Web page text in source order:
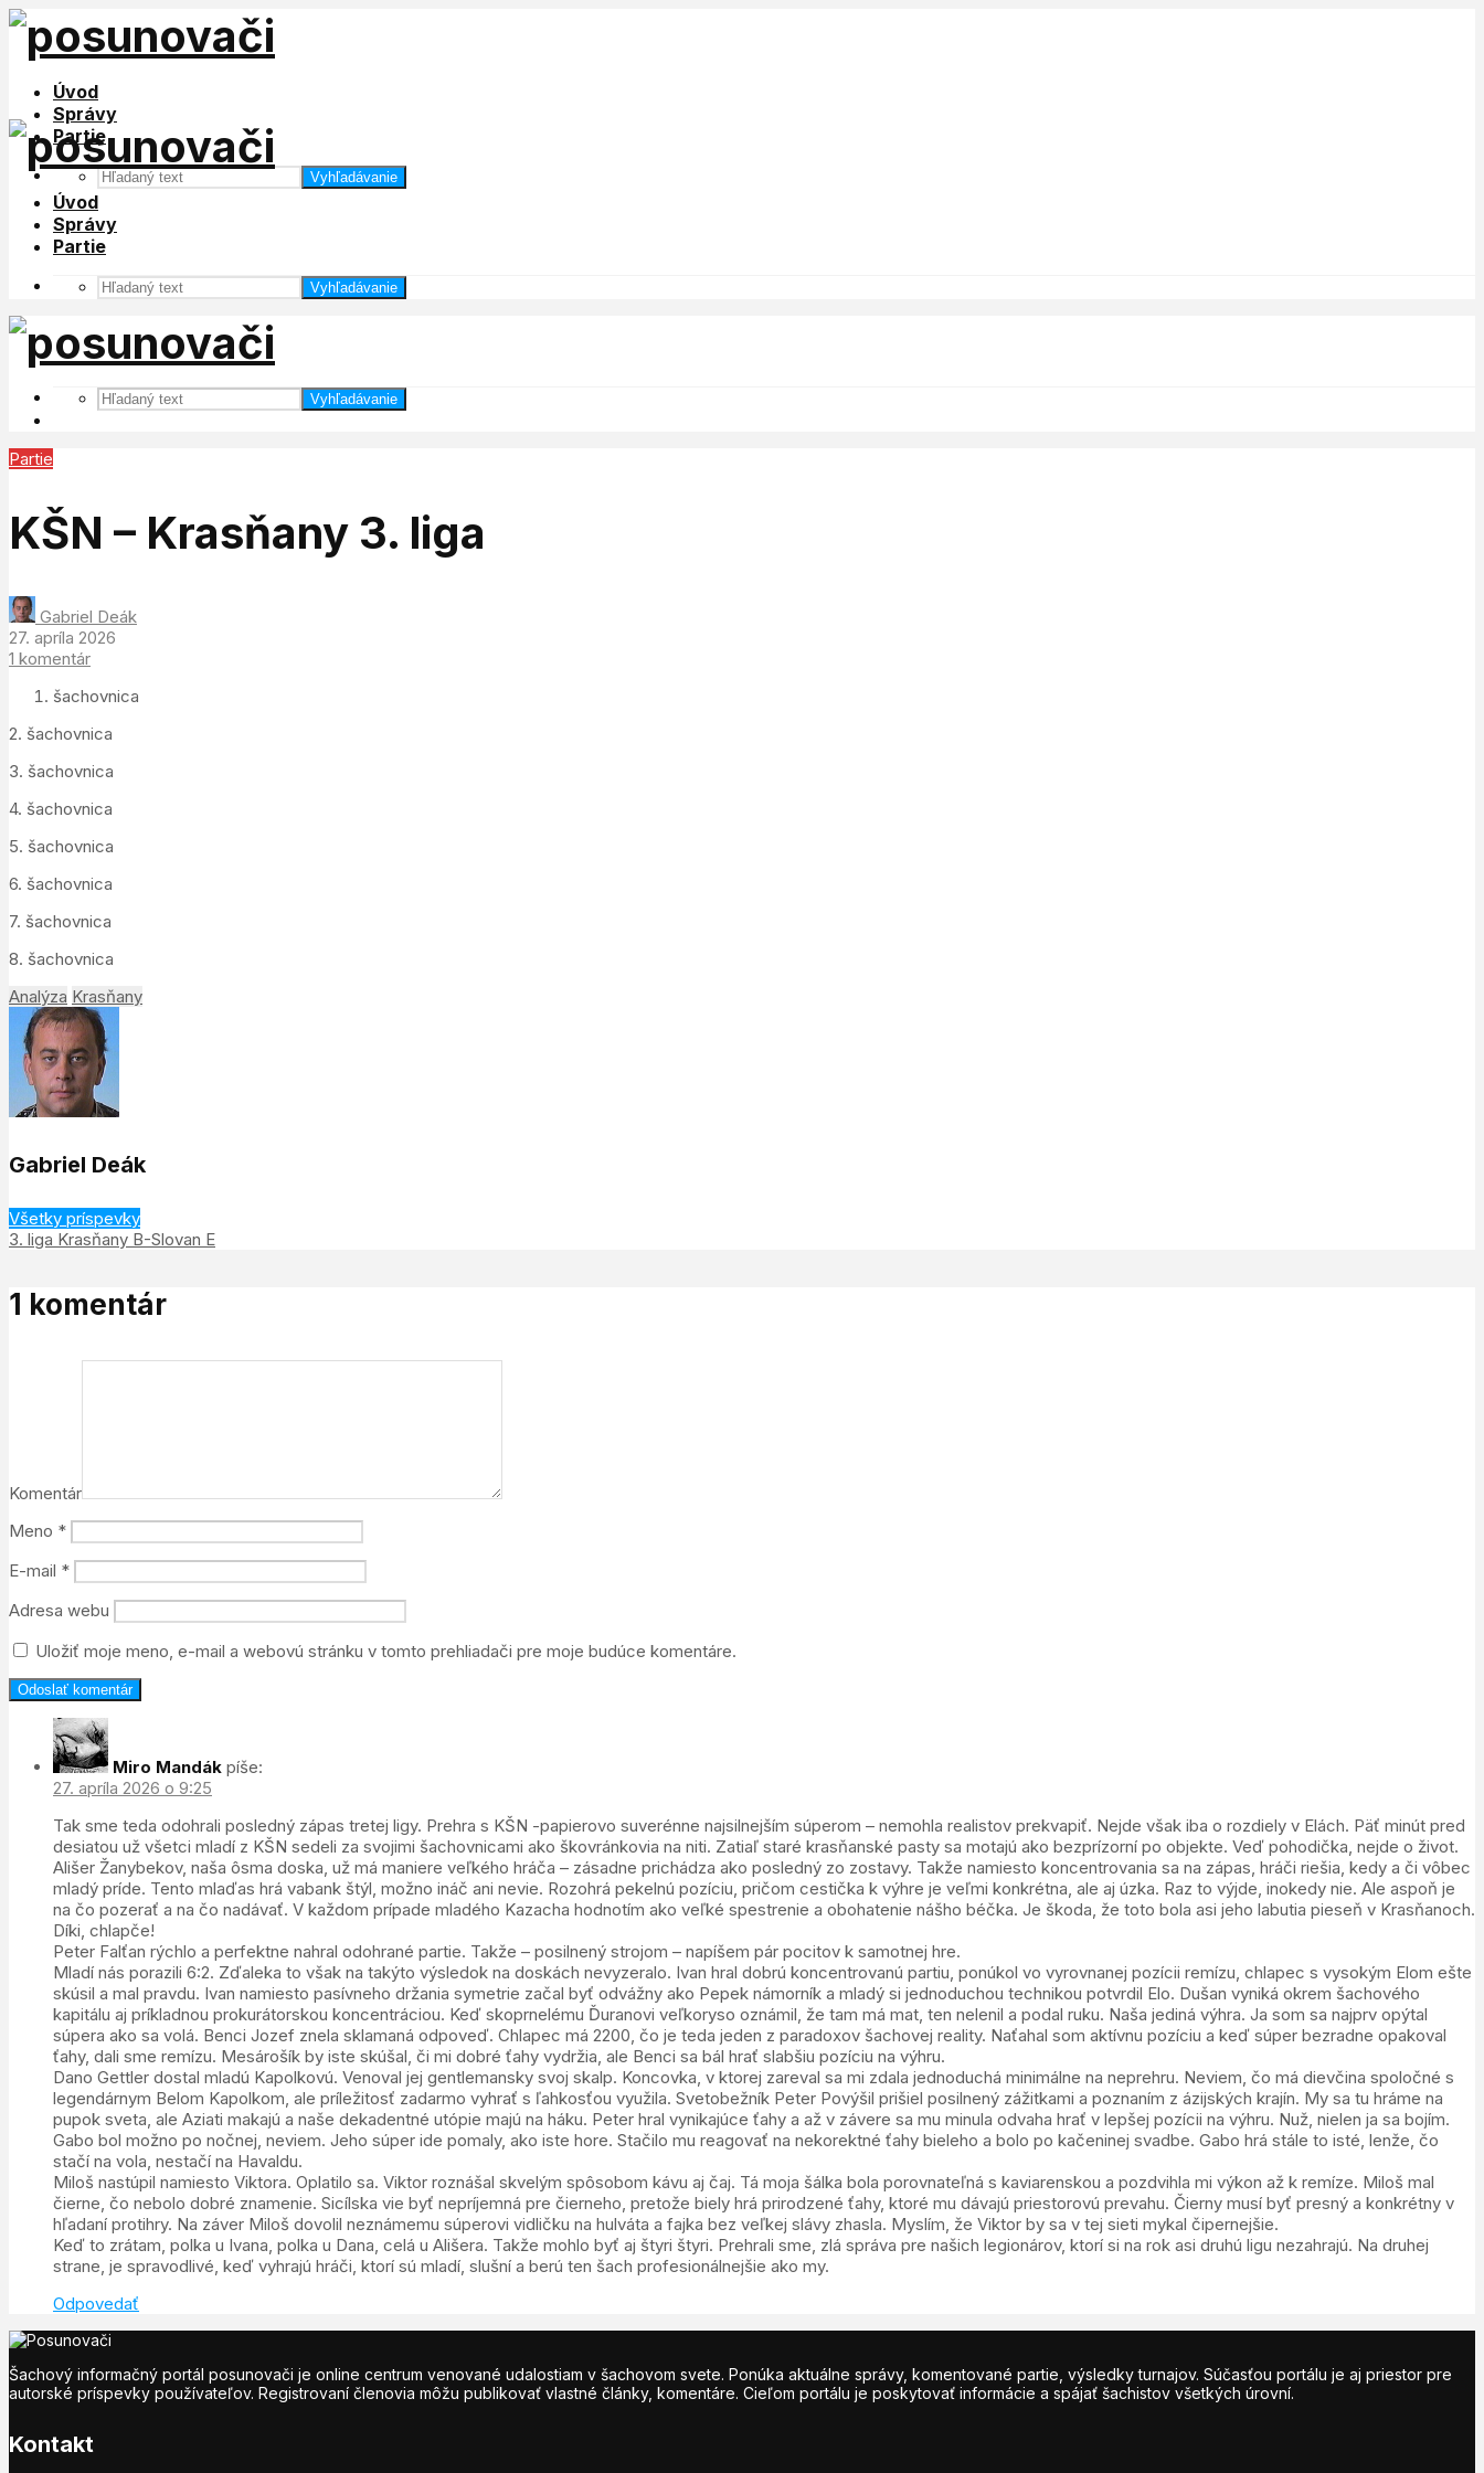
Úvod
Správy
Partie
Vyhľadávanie
Úvod
Správy
Partie
Vyhľadávanie
Vyhľadávanie
Partie
KŠN – Krasňany 3. liga
Gabriel Deák
27. apríla 2026
1 komentár
šachovnica
2. šachovnica
3. šachovnica
4. šachovnica
5. šachovnica
6. šachovnica
7. šachovnica
8. šachovnica
Analýza Krasňany
Gabriel Deák
Všetky príspevky
3. liga Krasňany B-Slovan E
1 komentár
Komentár
Meno *
E-mail *
Adresa webu
Uložiť moje meno, e-mail a webovú stránku v tomto prehliadači pre moje budúce komentáre.
Miro Mandák píše:
27. apríla 2026 o 9:25
Tak sme teda odohrali posledný zápas tretej ligy. Prehra s KŠN -papierovo suverénne najsilnejším súperom – nemohla realistov prekvapiť. Nejde však iba o rozdiely v Elách. Päť minút pred
desiatou už všetci mladí z KŠN sedeli za svojimi šachovnicami ako škovránkovia na niti. Zatiaľ staré krasňanské pasty sa motajú ako bezprízorní po objekte. Veď pohodička, nejde o život.
Ališer Žanybekov, naša ôsma doska, už má maniere veľkého hráča – zásadne prichádza ako posledný zo zostavy. Takže namiesto koncentrovania sa na zápas, hráči riešia, kedy a či vôbec
mladý príde. Tento mlaďas hrá vabank štýl, možno ináč ani nevie. Rozohrá pekelnú pozíciu, pričom cestička k výhre je veľmi konkrétna, ale aj úzka. Raz to výjde, inokedy nie. Ale aspoň je
na čo pozerať a na čo nadávať. V každom prípade mladého Kazacha hodnotím ako veľké spestrenie a obohatenie nášho béčka. Je škoda, že toto bola asi jeho labutia pieseň v Krasňanoch.
Díki, chlapče!
Peter Falťan rýchlo a perfektne nahral odohrané partie. Takže – posilnený strojom – napíšem pár pocitov k samotnej hre.
Mladí nás porazili 6:2. Zďaleka to však na takýto výsledok na doskách nevyzeralo. Ivan hral dobrú koncentrovanú partiu, ponúkol vo vyrovnanej pozícii remízu, chlapec s vysokým Elom ešte
skúsil a mal pravdu. Ivan namiesto pasívneho držania symetrie začal byť odvážny ako Pepek námorník a mladý si jednoduchou technikou potvrdil Elo. Dušan vyniká okrem šachového
kapitálu aj príkladnou prokurátorskou koncentráciou. Keď skoprnelému Ďuranovi veľkoryso oznámil, že tam má mat, ten nelenil a podal ruku. Naša jediná výhra. Ja som sa najprv opýtal
súpera ako sa volá. Benci Jozef znela sklamaná odpoveď. Chlapec má 2200, čo je teda jeden z paradoxov šachovej reality. Naťahal som aktívnu pozíciu a keď súper bezradne opakoval
ťahy, dali sme remízu. Mesárošík by iste skúšal, či mi dobré ťahy vydržia, ale Benci sa bál hrať slabšiu pozíciu na výhru.
Dano Gettler dostal mladú Kapolkovú. Venoval jej gentlemansky svoj skalp. Koncovka, v ktorej zareval sa mi zdala jednoduchá minimálne na neprehru. Neviem, čo má dievčina spoločné s
legendárnym Belom Kapolkom, ale príležitosť zadarmo vyhrať s ľahkosťou využila. Svetobežník Peter Povýšil prišiel posilnený zážitkami a poznaním z ázijských krajín. My sa tu hráme na
pupok sveta, ale Aziati makajú a naše dekadentné utópie majú na háku. Peter hral vynikajúce ťahy a až v závere sa mu minula odvaha hrať v lepšej pozícii na výhru. Nuž, nielen ja sa bojím.
Gabo bol možno po nočnej, neviem. Jeho súper ide pomaly, ako iste hore. Stačilo mu reagovať na nekorektné ťahy bieleho a bolo po kačeninej svadbe. Gabo hrá stále to isté, lenže, čo
stačí na vola, nestačí na Havaldu.
Miloš nastúpil namiesto Viktora. Oplatilo sa. Viktor roznášal skvelým spôsobom kávu aj čaj. Tá moja šálka bola porovnateľná s kaviarenskou a pozdvihla mi výkon až k remíze. Miloš mal
čierne, čo nebolo dobré znamenie. Sicílska vie byť nepríjemná pre čierneho, pretože biely hrá prirodzené ťahy, ktoré mu dávajú priestorovú prevahu. Čierny musí byť presný a konkrétny v
hľadaní protihry. Na záver Miloš dovolil neznámemu súperovi vidličku na hulváta a fajka bez veľkej slávy zhasla. Myslím, že Viktor by sa v tej sieti mykal čipernejšie.
Keď to zrátam, polka u Ivana, polka u Dana, celá u Ališera. Takže mohlo byť aj štyri štyri. Prehrali sme, zlá správa pre našich legionárov, ktorí si na rok asi druhú ligu nezahrajú. Na druhej
strane, je spravodlivé, keď vyhrajú hráči, ktorí sú mladí, slušní a berú ten šach profesionálnejšie ako my.
Odpovedať
Šachový informačný portál posunovači je online centrum venované udalostiam v šachovom svete. Ponúka aktuálne správy, komentované partie, výsledky turnajov. Súčasťou portálu je aj priestor pre
autorské príspevky používateľov. Registrovaní členovia môžu publikovať vlastné články, komentáre. Cieľom portálu je poskytovať informácie a spájať šachistov všetkých úrovní.
Kontakt